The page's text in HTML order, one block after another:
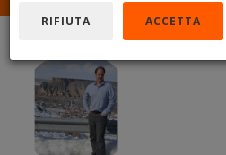
RIFIUTA ACCETTA